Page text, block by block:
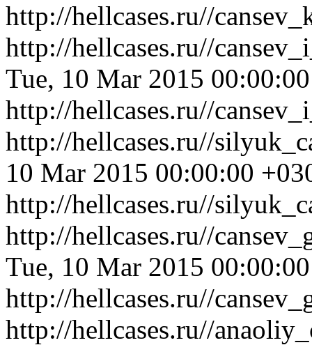
http://hellcases.ru//
http://hellcases.ru//
Tue, 10 Mar 2015
http://hellcases.ru//
http://hellcases.ru//
10 Mar 2015 00:00:00
http://hellcases.ru//
http://hellcases.ru//
Tue, 10 Mar 2015
http://hellcases.ru//
http://hellcases.ru//